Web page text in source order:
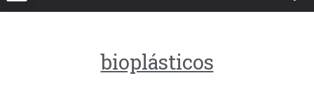
bioplásticos